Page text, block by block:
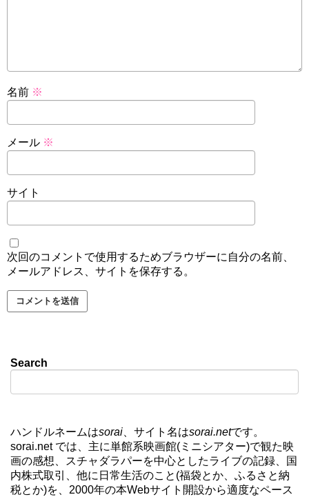
名前 ※
メール ※
サイト
次回のコメントで使用するためブラウザーに自分の名前、
メールアドレス、サイトを保存する。
Search
ハンドルネームはsorai 、サイト名はsorai.netです。
sorai.net では、主に単館系映画館(ミニシアター)で観た映
画の感想、スチャダラパーを中心としたライブの記録、国
内株式取引、他に日常生活のこと(福袋とか、ふるさと納
税とか)を、2000年の本Webサイト開設から適度なペース